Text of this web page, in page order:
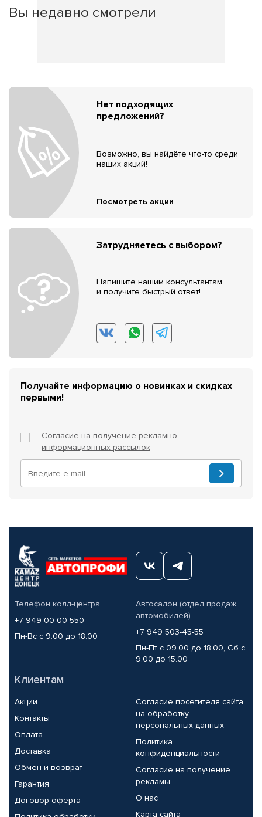
Вы недавно смотрели
Нет подходящих
предложений?
Возможно, вы найдёте что-то среди
наших акций!
Посмотреть акции
Затрудняетесь с выбором?
Напишите нашим консультантам
и получите быстрый ответ!
Получайте информацию о новинках и скидках
первыми!
Согласие на получение рекламно-
информационных рассылок
Телефон колл-центра
+7 949 00-00-550
Пн-Вс с 9.00 до 18.00
Автосалон (отдел продаж
автомобилей)
+7 949 503-45-55
Пн-Пт с 09.00 до 18.00, Сб с
9.00 до 15.00
Клиентам
Акции
Контакты
Оплата
Доставка
Обмен и возврат
Гарантия
Договор-оферта
Согласие посетителя сайта
на обработку
персональных данных
Политика
конфиденциальности
Согласие на получение
рекламы
О нас
Карта сайта